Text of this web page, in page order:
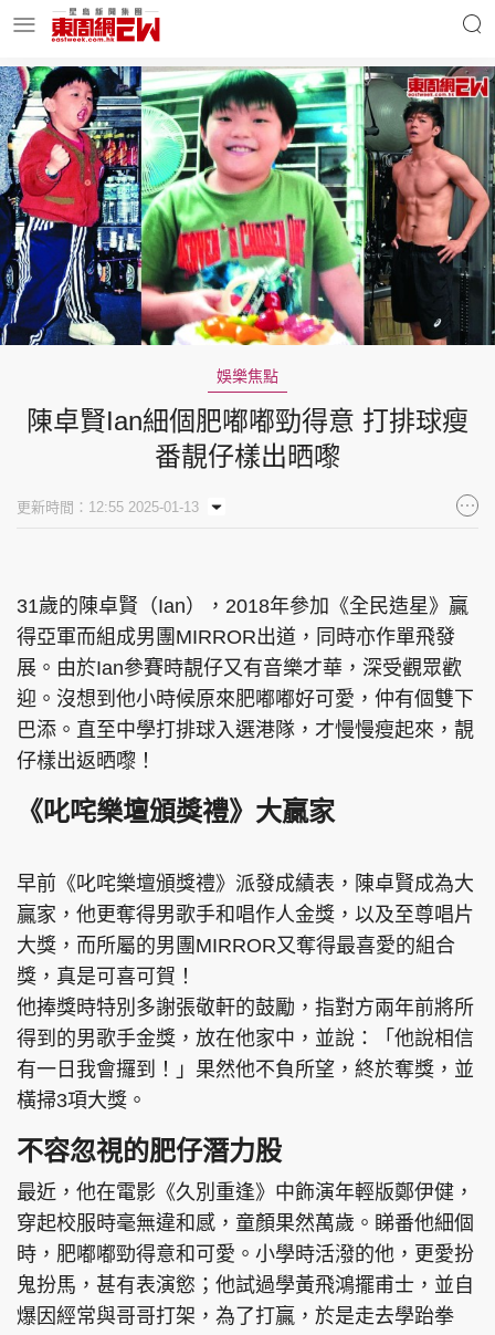
明星名人 時事財經
東周Ladies 優享生活
東周食玩通 會員活動
玄學靈異 東周專欄
東周刊 cazbuyer 東Touch
PCM 電腦廣場
頭條日報 星島環球 The Standard
親子王
頭條搵工
關於我們
聯絡我們
隱私政策聲明
使用條款
版權及免責聲明
娛樂焦點
陳卓賢Ian細個肥嘟嘟勁得意 打排球瘦
番靚仔樣出晒嚟
更新時間：12:55 2025-01-13
31歲的陳卓賢（Ian），2018年參加《全民造星》贏
得亞軍而組成男團MIRROR出道，同時亦作單飛發
展。由於Ian參賽時靚仔又有音樂才華，深受觀眾歡
迎。沒想到他小時候原來肥嘟嘟好可愛，仲有個雙下
巴添。直至中學打排球入選港隊，才慢慢瘦起來，靚
仔樣出返晒嚟！
《叱咤樂壇頒獎禮》大贏家
早前《叱咤樂壇頒獎禮》派發成績表，陳卓賢成為大
贏家，他更奪得男歌手和唱作人金獎，以及至尊唱片
大獎，而所屬的男團MIRROR又奪得最喜愛的組合
獎，真是可喜可賀！
他捧獎時特別多謝張敬軒的鼓勵，指對方兩年前將所
得到的男歌手金獎，放在他家中，並說：「他說相信
有一日我會攞到！」果然他不負所望，終於奪獎，並
橫掃3項大獎。
不容忽視的肥仔潛力股
最近，他在電影《久別重逢》中飾演年輕版鄭伊健，
穿起校服時毫無違和感，童顏果然萬歲。睇番他細個
時，肥嘟嘟勁得意和可愛。小學時活潑的他，更愛扮
鬼扮馬，甚有表演慾；他試過學黃飛鴻擺甫士，並自
爆因經常與哥哥打架，為了打贏，於是走去學跆拳